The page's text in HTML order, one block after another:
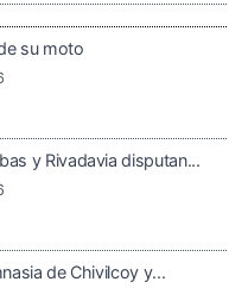
su moto
y Rivadavia disputan...
de Chivilcoy y...